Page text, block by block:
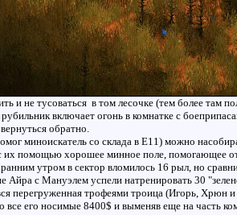
и не тусоваться в том лесочке (тем более там
включает огонь в комнатке с
обратно.
миноискатель со склада в Е11) можно
их помощью хорошее минное поле, помогающее
утром в сектор вломилось 16 рыл, но
Айра с Мануэлем успели натренировать 30
перегруженная трофеями троица (Игорь, Хрюн
все его носимые 8400$ и выменяв еще на часть